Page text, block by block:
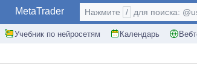
MetaTrader
Учебник по нейросетям Календарь
Нажмите / для поиска: